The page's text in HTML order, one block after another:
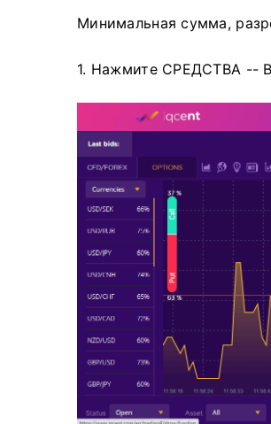
Минимальная сумма,
1. Нажмите СРЕДСТВА --